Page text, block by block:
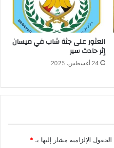
العثور على جثة شاب في ميسان
إثر حادث سير
24 أغسطس، 2025
الحقول الإلزامية مشار إليها بـ*